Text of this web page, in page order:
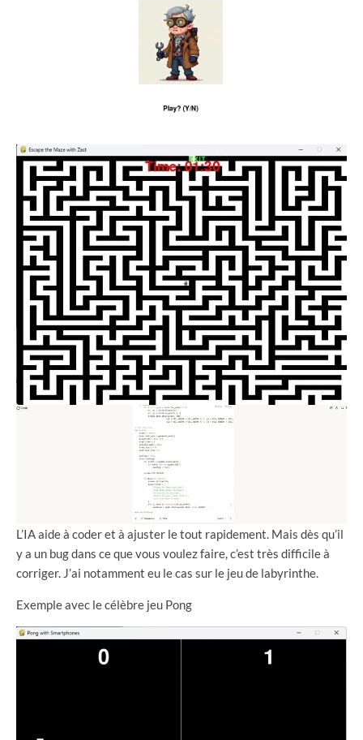
L’IA aide à coder et à ajuster le tout rapidement. Mais dès qu’il
y a un bug dans ce que vous voulez faire, c’est très difficile à
corriger. J’ai notamment eu le cas sur le jeu de labyrinthe.
Exemple avec le célèbre jeu Pong